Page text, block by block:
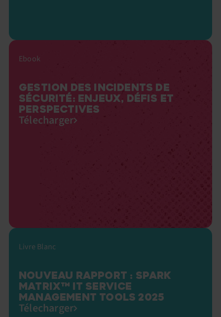
Ebook
GESTION DES INCIDENTS DE
SÉCURITÉ: ENJEUX, DÉFIS ET
PERSPECTIVES
Télecharger
Livre Blanc
NOUVEAU RAPPORT : SPARK
MATRIX™ IT SERVICE
MANAGEMENT TOOLS 2025
Télecharger